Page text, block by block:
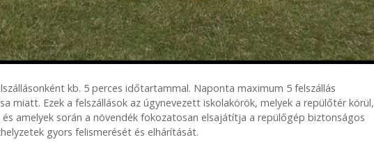
kb. 5 perces időtartammal. Naponta maximum 5 felszállás
miatt. Ezek a felszállások az úgynevezett iskolakörök, melyek a repülőtér körül,
amelyek során a növendék fokozatosan elsajátítja a repülőgép biztonságos
gyors felismerését és elhárítását.